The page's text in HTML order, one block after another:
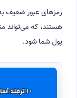
رمزهای عبور ضعیف
هستند، که
پول شما شود.